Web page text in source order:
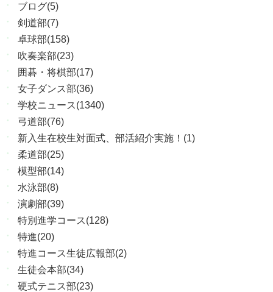
ブログ(5)
剣道部(7)
卓球部(158)
吹奏楽部(23)
囲碁・将棋部(17)
女子ダンス部(36)
学校ニュース(1340)
弓道部(76)
新入生在校生対面式、部活紹介実施！(1)
柔道部(25)
模型部(14)
水泳部(8)
演劇部(39)
特別進学コース(128)
特進(20)
特進コース生徒広報部(2)
生徒会本部(34)
硬式テニス部(23)